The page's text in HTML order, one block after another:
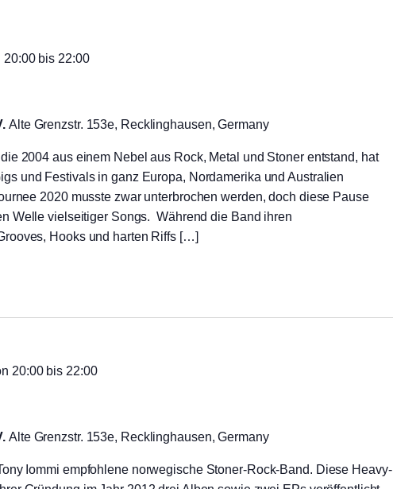
20:00bis 22:00
Alte Grenzstr. 153e, Recklinghausen, Germany
2004 aus einem Nebel aus Rock, Metal und Stoner entstand, hat
und Festivals in ganz Europa, Nordamerika und Australien
2020 musste zwar unterbrochen werden, doch diese Pause
Welle vielseitiger Songs. Während die Band ihren
Hooks und harten Riffs […]
20:00bis 22:00
Alte Grenzstr. 153e, Recklinghausen, Germany
Iommi empfohlene norwegische Stoner-Rock-Band. Diese Heavy-